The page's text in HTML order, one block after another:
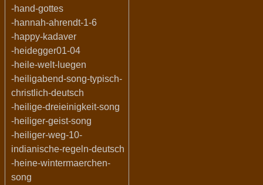
-hand-gottes
-hannah-ahrendt-1-6
-happy-kadaver
-heidegger01-04
-heile-welt-luegen
-heiligabend-song-typisch-
christlich-deutsch
-heilige-dreieinigkeit-song
-heiliger-geist-song
-heiliger-weg-10-
indianische-regeln-deutsch
-heine-wintermaerchen-
song